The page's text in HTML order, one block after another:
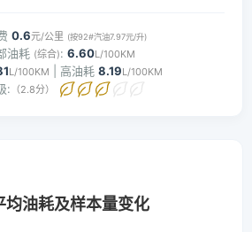
0.6元/公里 (按92#汽油7.97元/升)
油耗 (综合): 6.60L/100KM
L/100KM | 高油耗 8.19L/100KM
: （2.8分）